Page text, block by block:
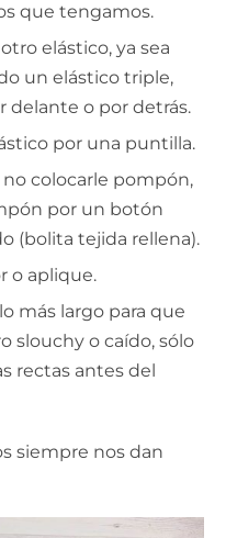
que tengamos.
elástico, ya sea
un elástico triple,
delante o por detrás.
por una puntilla.
colocarle pompón,
por un botón
(bolita tejida rellena).
o aplique.
más largo para que
slouchy o caído, sólo
rectas antes del
siempre nos dan